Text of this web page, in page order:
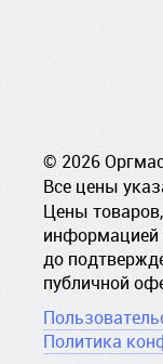
© 2026
Все цены
Цены
информацией
до
публичной
Политика